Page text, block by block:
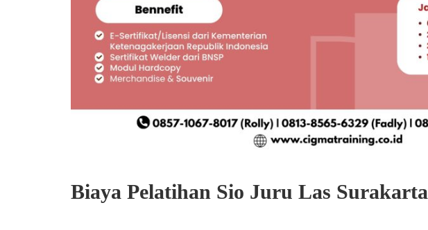
Biaya Pelatihan Sio Juru Las Surakarta